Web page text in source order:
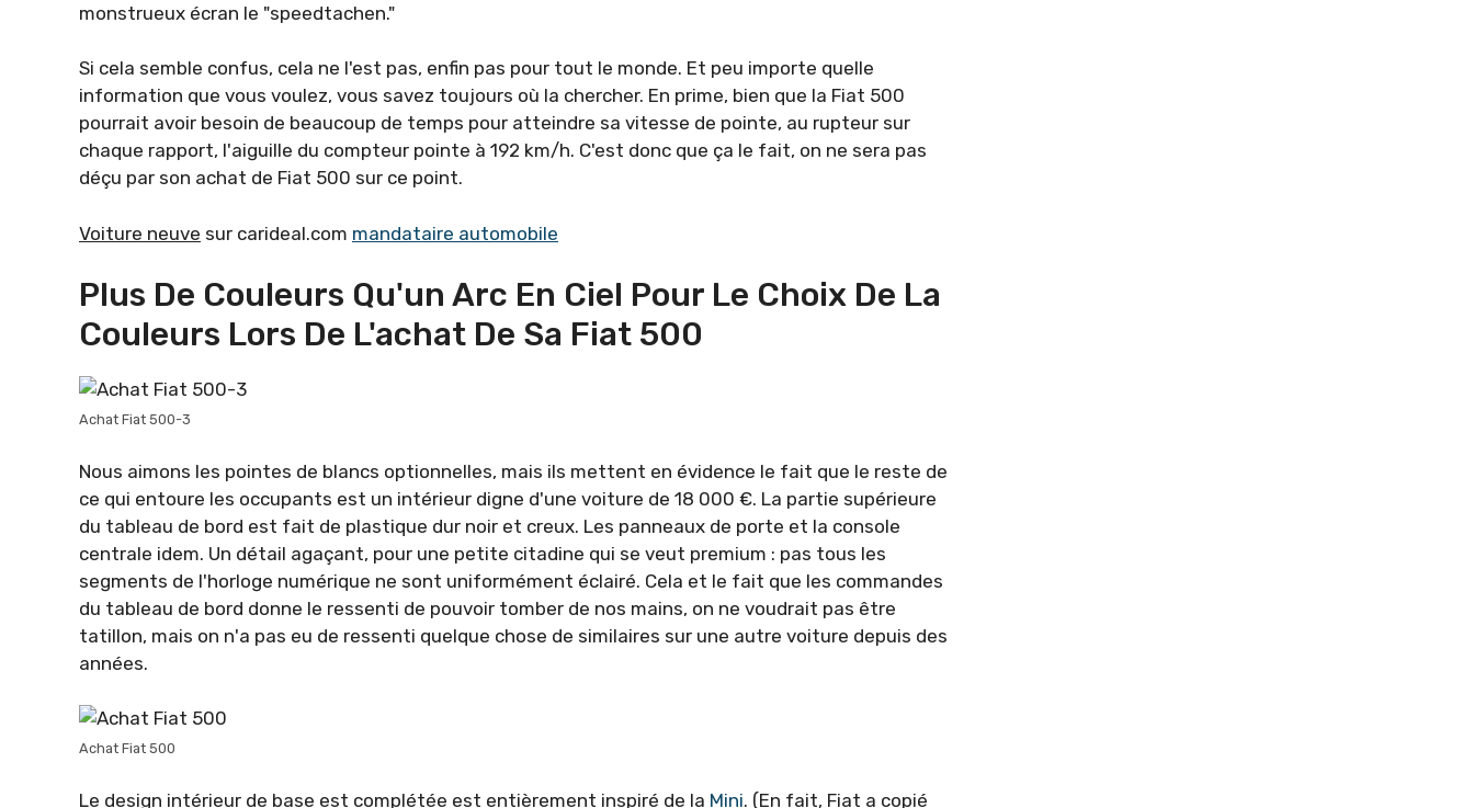
monstrueux écran le "speedtachen."
Si cela semble confus, cela ne l'est pas, enfin pas pour tout le monde. Et peu importe quelle
information que vous voulez, vous savez toujours où la chercher. En prime, bien que la Fiat 500
pourrait avoir besoin de beaucoup de temps pour atteindre sa vitesse de pointe, au rupteur sur
chaque rapport, l'aiguille du compteur pointe à 192 km/h. C'est donc que ça le fait, on ne sera pas
déçu par son achat de Fiat 500 sur ce point.
Voiture neuve sur carideal.com mandataire automobile
Plus De Couleurs Qu'un Arc En Ciel Pour Le Choix De La
Couleurs Lors De L'achat De Sa Fiat 500
Achat Fiat 500-3
Nous aimons les pointes de blancs optionnelles, mais ils mettent en évidence le fait que le reste de
ce qui entoure les occupants est un intérieur digne d'une voiture de 18 000 €. La partie supérieure
du tableau de bord est fait de plastique dur noir et creux. Les panneaux de porte et la console
centrale idem. Un détail agaçant, pour une petite citadine qui se veut premium : pas tous les
segments de l'horloge numérique ne sont uniformément éclairé. Cela et le fait que les commandes
du tableau de bord donne le ressenti de pouvoir tomber de nos mains, on ne voudrait pas être
tatillon, mais on n'a pas eu de ressenti quelque chose de similaires sur une autre voiture depuis des
années.
Achat Fiat 500
Le design intérieur de base est complétée est entièrement inspiré de la Mini. (En fait, Fiat a copié